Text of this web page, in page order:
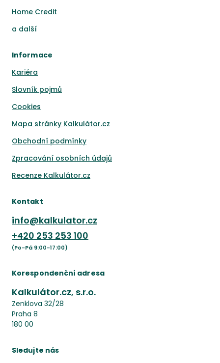
Home Credit
a další
Informace
Kariéra
Slovník pojmů
Cookies
Mapa stránky Kalkulátor.cz
Obchodní podmínky
Zpracování osobních údajů
Recenze Kalkulátor.cz
Kontakt
info@kalkulator.cz
+420 253 253 100
(Po-Pá 9:00-17:00)
Korespondenční adresa
Kalkulátor.cz, s.r.o.
Zenklova 32/28
Praha 8
180 00
Sledujte nás